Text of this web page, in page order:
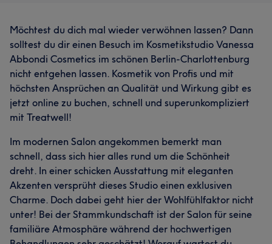
Möchtest du dich mal wieder verwöhnen lassen? Dann
solltest du dir einen Besuch im Kosmetikstudio Vanessa
Abbondi Cosmetics im schönen Berlin-Charlottenburg
nicht entgehen lassen. Kosmetik von Profis und mit
höchsten Ansprüchen an Qualität und Wirkung gibt es
jetzt online zu buchen, schnell und superunkompliziert
mit Treatwell!
Im modernen Salon angekommen bemerkt man
schnell, dass sich hier alles rund um die Schönheit
dreht. In einer schicken Ausstattung mit eleganten
Akzenten versprüht dieses Studio einen exklusiven
Charme. Doch dabei geht hier der Wohlfühlfaktor nicht
unter! Bei der Stammkundschaft ist der Salon für seine
familiäre Atmosphäre während der hochwertigen